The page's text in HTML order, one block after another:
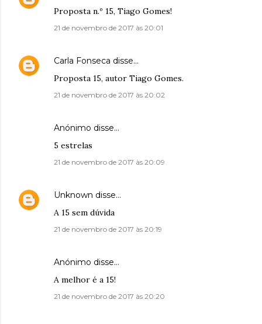
Proposta n.º 15, Tiago Gomes!
21 de novembro de 2017 às 20:01
Carla Fonseca disse…
Proposta 15, autor Tiago Gomes.
21 de novembro de 2017 às 20:02
Anónimo disse…
5 estrelas
21 de novembro de 2017 às 20:09
Unknown disse…
A 15 sem dúvida
21 de novembro de 2017 às 20:19
Anónimo disse…
A melhor é a 15!
21 de novembro de 2017 às 20:20